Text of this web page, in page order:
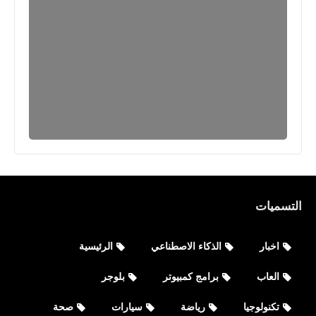
تحميل تطبيق PayPal: Mobile Cash
للأيفون والأندرويد أحدث أصدار
التسميات
اخبار الذكاء الاصطناعي الرئيسية
العاب برامج كمبيوتر بلوجر
تكنولوجيا رياضة سيارات صحة